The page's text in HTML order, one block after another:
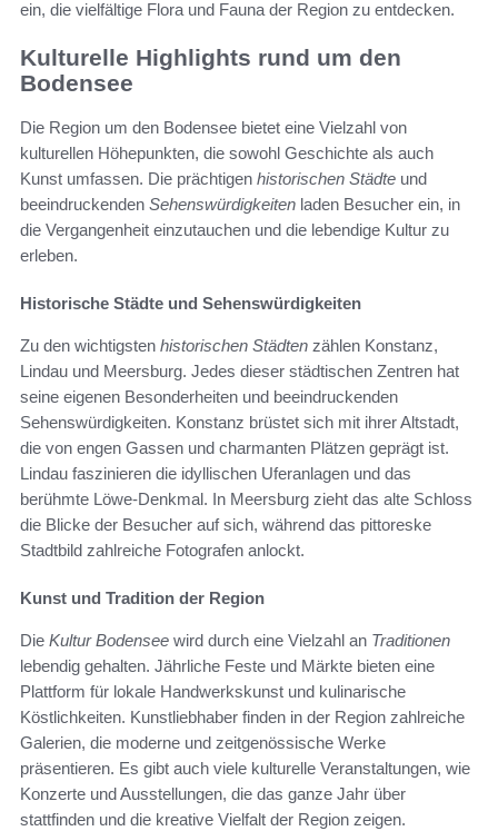
ein, die vielfältige Flora und Fauna der Region zu entdecken.
Kulturelle Highlights rund um den
Bodensee
Die Region um den Bodensee bietet eine Vielzahl von
kulturellen Höhepunkten, die sowohl Geschichte als auch
Kunst umfassen. Die prächtigen historischen Städte und
beeindruckenden Sehenswürdigkeiten laden Besucher ein, in
die Vergangenheit einzutauchen und die lebendige Kultur zu
erleben.
Historische Städte und Sehenswürdigkeiten
Zu den wichtigsten historischen Städten zählen Konstanz,
Lindau und Meersburg. Jedes dieser städtischen Zentren hat
seine eigenen Besonderheiten und beeindruckenden
Sehenswürdigkeiten. Konstanz brüstet sich mit ihrer Altstadt,
die von engen Gassen und charmanten Plätzen geprägt ist.
Lindau faszinieren die idyllischen Uferanlagen und das
berühmte Löwe-Denkmal. In Meersburg zieht das alte Schloss
die Blicke der Besucher auf sich, während das pittoreske
Stadtbild zahlreiche Fotografen anlockt.
Kunst und Tradition der Region
Die Kultur Bodensee wird durch eine Vielzahl an Traditionen
lebendig gehalten. Jährliche Feste und Märkte bieten eine
Plattform für lokale Handwerkskunst und kulinarische
Köstlichkeiten. Kunstliebhaber finden in der Region zahlreiche
Galerien, die moderne und zeitgenössische Werke
präsentieren. Es gibt auch viele kulturelle Veranstaltungen, wie
Konzerte und Ausstellungen, die das ganze Jahr über
stattfinden und die kreative Vielfalt der Region zeigen.